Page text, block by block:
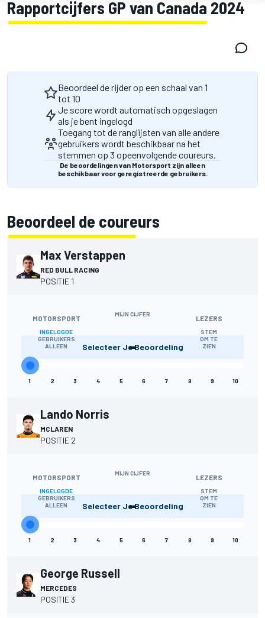
Rapportcijfers GP van Canada 2024
Beoordeel de rijder op een schaal van 1
tot 10
Je score wordt automatisch opgeslagen
als je bent ingelogd
Toegang tot de ranglijsten van alle andere
gebruikers wordt beschikbaar na het
stemmen op 3 opeenvolgende coureurs.
De beoordelingen van Motorsport zijn alleen
beschikbaar voor geregistreerde gebruikers.
Beoordeel de coureurs
Max Verstappen
RED BULL RACING
POSITIE 1
MOTORSPORT
INGELOGDE
GEBRUIKERS
ALLEEN
MIJN CIJFER
-
LEZERS
STEM
OM TE
ZIEN
Selecteer Je Beoordeling
1 2 3 4 5 6 7 8 9 10
Lando Norris
MCLAREN
POSITIE 2
MOTORSPORT
INGELOGDE
GEBRUIKERS
ALLEEN
MIJN CIJFER
-
LEZERS
STEM
OM TE
ZIEN
Selecteer Je Beoordeling
1 2 3 4 5 6 7 8 9 10
George Russell
MERCEDES
POSITIE 3